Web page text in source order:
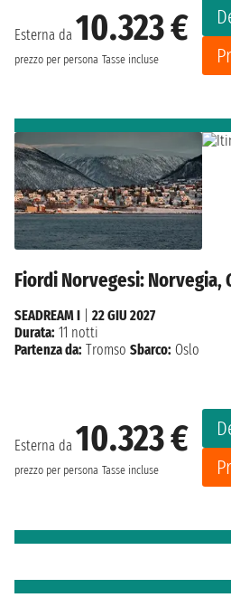
Esterna da 10.323 €
prezzo per persona Tasse incluse
Fiordi Norvegesi: Norvegia,
Esterna da 10.323 €
prezzo per persona Tasse incluse
SEADREAM I
22 GIU 2027
Durata: 11 notti
Partenza da: Tromso Sbarco: Oslo